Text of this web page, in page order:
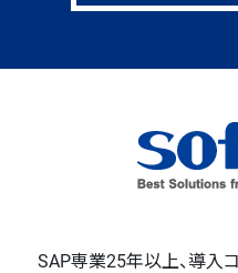
SAP専業25年以上、導入